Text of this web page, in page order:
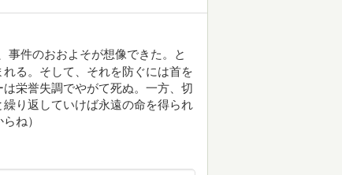
事件のおおよそが想像できた。と
る。そして、それを防ぐには首を
栄誉失調でやがて死ぬ。一方、切
り返していけば永遠の命を得られ
ね）